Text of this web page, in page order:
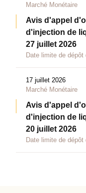
Marché Monétaire
Avis d'appel
d'injection de
27 juillet 2026
Date limite de
17 juillet 2026
Marché Monétaire
Avis d'appel
d'injection de
20 juillet 2026
Date limite de